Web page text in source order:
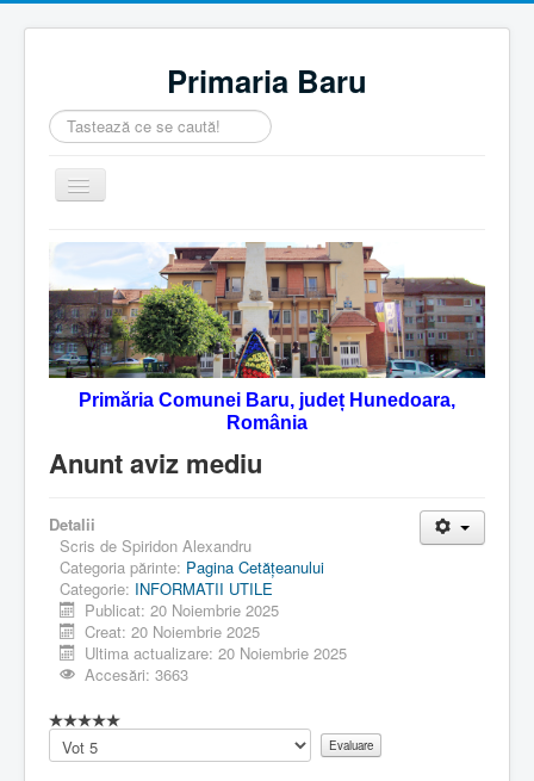
Primaria Baru
Căutare
...
Comută
navigarea
Home
Despre noi
Noutăţi
Contact
Servicii Online
Primăria Comunei Baru, județ Hunedoara,
România
Anunt aviz mediu
Detalii
Scris de Spiridon Alexandru
Categoria părinte: Pagina Cetăţeanului
Categorie: INFORMATII UTILE
Publicat: 20 Noiembrie 2025
Creat: 20 Noiembrie 2025
Ultima actualizare: 20 Noiembrie 2025
Accesări: 3663
Vă
rugăm